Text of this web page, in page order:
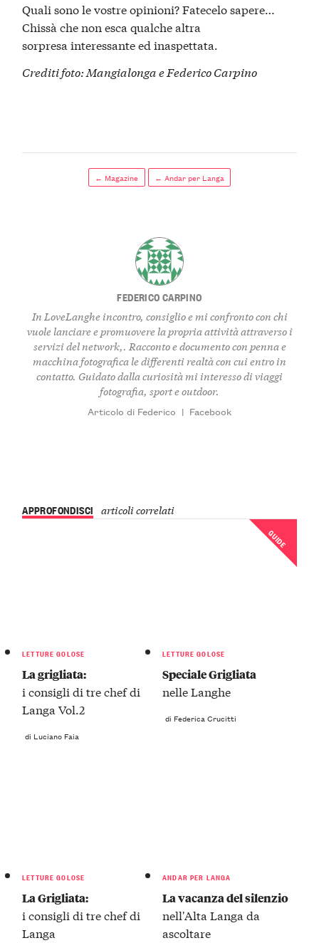
Quali sono le vostre opinioni? Fatecelo sapere…
Chissà che non esca qualche altra
sorpresa interessante ed inaspettata.
Crediti foto:MangialongaeFederico Carpino
← Magazine ← Andar per Langa
FEDERICO CARPINO
In LoveLanghe incontro, consiglio e mi confronto con chi
vuole lanciare e promuovere la propria attività attraverso i
servizi del network,. Racconto e documento con penna e
macchina fotografica le differenti realtà con cui entro in
contatto. Guidato dalla curiosità mi interesso di viaggi
fotografia, sport e outdoor.
Articolo di Federico | Facebook
APPROFONDISCI articoli correlati
LETTURE GOLOSE
La grigliata:
i consigli di tre chef di
Langa Vol.2
di Luciano Faia
GUIDE
LETTURE GOLOSE
Speciale Grigliata
nelle Langhe
di Federica Crucitti
LETTURE GOLOSE
La Grigliata:
i consigli di tre chef di
Langa
ANDAR PER LANGA
La vacanza del silenzio
nell'Alta Langa da
ascoltare